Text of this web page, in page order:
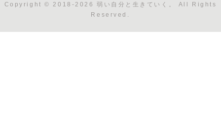
Copyright © 2018-2026 弱い自分と生きていく。 All Rights
Reserved.